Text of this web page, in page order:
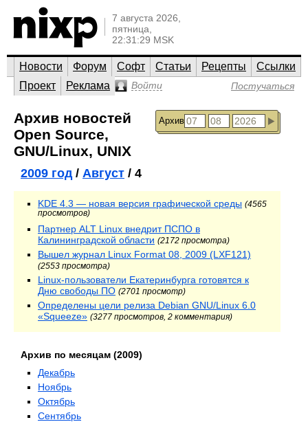
7 августа 2026,
пятница,
22:31:29 MSK
Новости Форум Софт Статьи Рецепты
Ссылки
Проект
Реклама Войти Постучаться
Архив
Архив новостей
Open Source,
GNU/Linux, UNIX
2009 год/ Август / 4
KDE 4.3 — новая версия графической среды (4565
просмотров)
Партнер ALT Linux внедрит ПСПО в
Калининградской области (2172 просмотра)
Вышел журнал Linux Format 08, 2009 (LXF121)
(2553 просмотра)
Linux-пользователи Екатеринбурга готовятся к
Дню свободы ПО (2701 просмотр)
Определены цели релиза Debian GNU/Linux 6.0
«Squeeze» (3277 просмотров, 2 комментария)
Архив по месяцам (2009)
Декабрь
Ноябрь
Октябрь
Сентябрь